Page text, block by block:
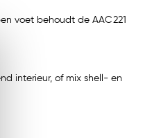
voet behoudt de AAC 221
interieur, of mix shell- en